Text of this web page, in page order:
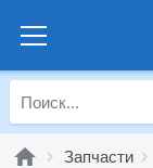
Запчасти